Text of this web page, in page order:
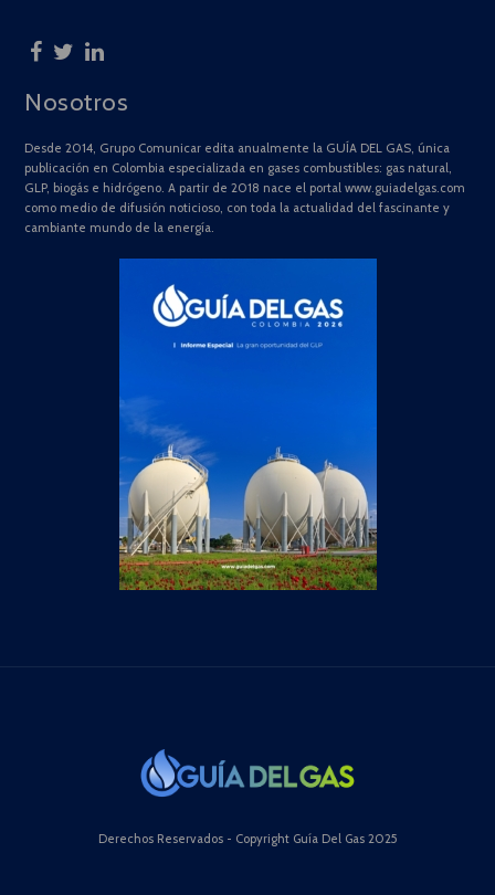
Nosotros
Desde 2014, Grupo Comunicar edita anualmente la GUÍA DEL GAS, única
publicación en Colombia especializada en gases combustibles: gas natural,
GLP, biogás e hidrógeno. A partir de 2018 nace el portal www.guiadelgas.com
como medio de difusión noticioso, con toda la actualidad del fascinante y
cambiante mundo de la energía.
Derechos Reservados - Copyright Guía Del Gas 2025